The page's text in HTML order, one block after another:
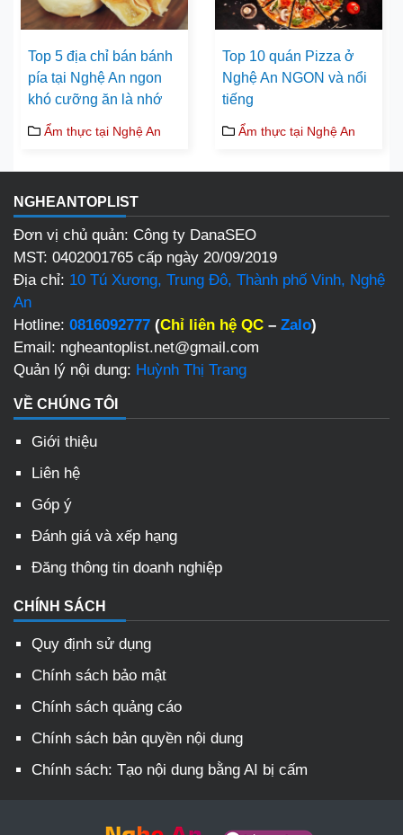
Top 5 địa chỉ bán bánh
pía tại Nghệ An ngon
khó cưỡng ăn là nhớ
Ẩm thực tại Nghệ An
Top 10 quán Pizza ở
Nghệ An NGON và nổi
tiếng
Ẩm thực tại Nghệ An
NGHEANTOPLIST
Đơn vị chủ quản: Công ty DanaSEO
MST: 0402001765 cấp ngày 20/09/2019
Địa chỉ: 10 Tú Xương, Trung Đô, Thành phố Vinh, Nghệ
An
Hotline: 0816092777 (Chỉ liên hệ QC – Zalo)
Email: ngheantoplist.net@gmail.com
Quản lý nội dung: Huỳnh Thị Trang
VỀ CHÚNG TÔI
Giới thiệu
Liên hệ
Góp ý
Đánh giá và xếp hạng
Đăng thông tin doanh nghiệp
CHÍNH SÁCH
Quy định sử dụng
Chính sách bảo mật
Chính sách quảng cáo
Chính sách bản quyền nội dung
Chính sách: Tạo nội dung bằng AI bị cấm